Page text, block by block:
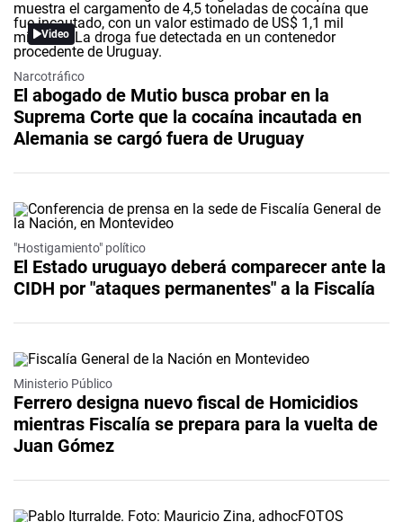
Video
Narcotráfico
El abogado de Mutio busca probar en la
Suprema Corte que la cocaína incautada en
Alemania se cargó fuera de Uruguay
"Hostigamiento" político
El Estado uruguayo deberá comparecer ante la
CIDH por "ataques permanentes" a la Fiscalía
Ministerio Público
Ferrero designa nuevo fiscal de Homicidios
mientras Fiscalía se prepara para la vuelta de
Juan Gómez